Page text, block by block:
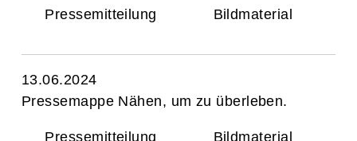
Pressemitteilung Bildmaterial
13.06.2024
Pressemappe Nähen, um zu überleben.
Pressemitteilung Bildmaterial